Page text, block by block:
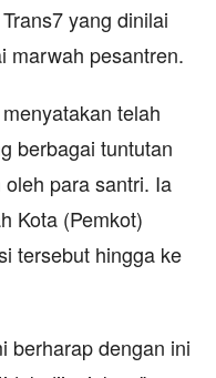
yang dinilai
marwah pesantren.
telah
berbagai tuntutan
para santri. Ia
Kota (Pemkot)
tersebut hingga ke
berharap dengan ini